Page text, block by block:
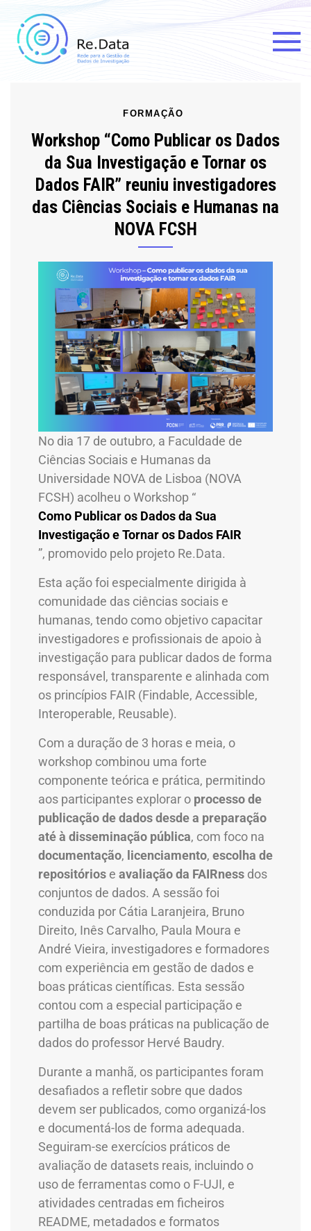
Rede para a Gestão de Dados
FORMAÇÃO
Workshop “Como Publicar os Dados
da Sua Investigação e Tornar os
Dados FAIR” reuniu investigadores
das Ciências Sociais e Humanas na
NOVA FCSH
No dia 17 de outubro, a Faculdade de
Ciências Sociais e Humanas da
Universidade NOVA de Lisboa (NOVA
FCSH) acolheu o Workshop “
Como Publicar os Dados da Sua
Investigação e Tornar os Dados FAIR
”, promovido pelo projeto Re.Data.
Esta ação foi especialmente dirigida à
comunidade das ciências sociais e
humanas, tendo como objetivo capacitar
investigadores e profissionais de apoio à
investigação para publicar dados de forma
responsável, transparente e alinhada com
os princípios FAIR (Findable, Accessible,
Interoperable, Reusable).
Com a duração de 3 horas e meia, o
workshop combinou uma forte
componente teórica e prática, permitindo
aos participantes explorar o processo de
publicação de dados desde a preparação
até à disseminação pública, com foco na
documentação, licenciamento, escolha de
repositórios e avaliação da FAIRness dos
conjuntos de dados. A sessão foi
conduzida por Cátia Laranjeira, Bruno
Direito, Inês Carvalho, Paula Moura e
André Vieira, investigadores e formadores
com experiência em gestão de dados e
boas práticas científicas. Esta sessão
contou com a especial participação e
partilha de boas práticas na publicação de
dados do professor Hervé Baudry.
Durante a manhã, os participantes foram
desafiados a refletir sobre que dados
devem ser publicados, como organizá-los
e documentá-los de forma adequada.
Seguiram-se exercícios práticos de
avaliação de datasets reais, incluindo o
uso de ferramentas como o F-UJI, e
atividades centradas em ficheiros
README, metadados e formatos